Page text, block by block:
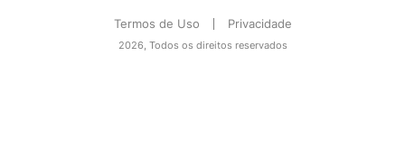
Termos de Uso Privacidade
2026, Todos os direitos reservados